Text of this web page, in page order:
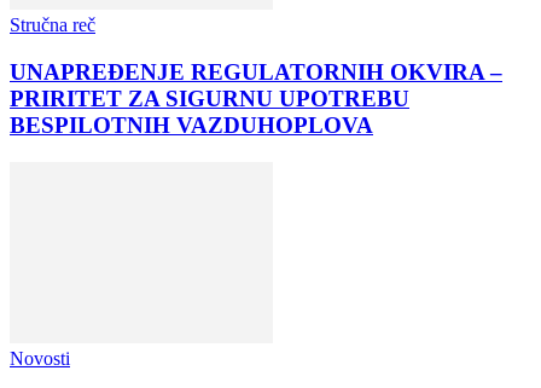
Stručna reč
UNAPREĐENJE REGULATORNIH OKVIRA –
PRIRITET ZA SIGURNU UPOTREBU
BESPILOTNIH VAZDUHOPLOVA
Novosti